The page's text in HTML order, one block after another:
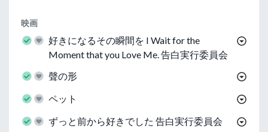
映画
好きになるその瞬間を I Wait for the
Moment that you Love Me. 告白実行委員会
聲の形
ペット
ずっと前から好きでした 告白実行委員会